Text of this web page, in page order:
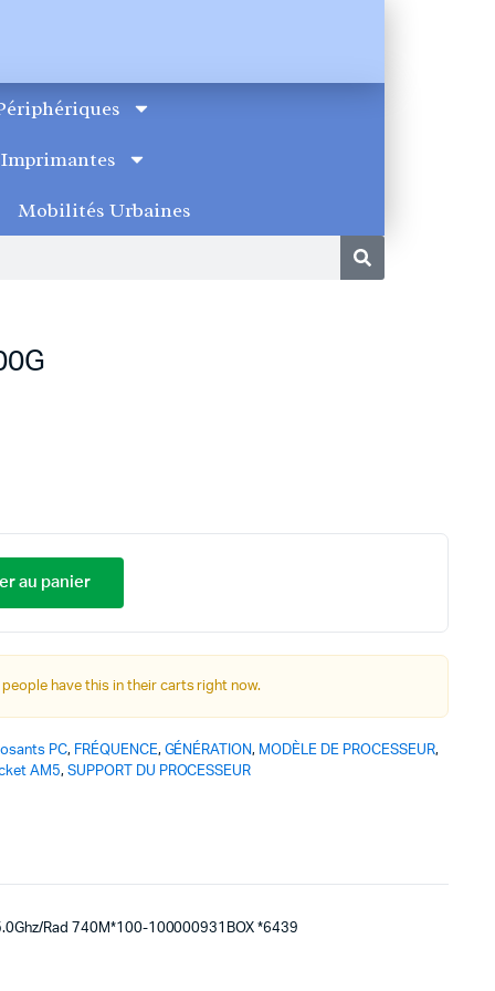
Imprimantes
Mobilités Urbaines
au panier
people have this in their carts right now.
PC, FRÉQUENCE, GÉNÉRATION, MODÈLE DE PROCESSEUR,
AM5, SUPPORT DU PROCESSEUR
Rad 740M*100-100000931BOX *6439